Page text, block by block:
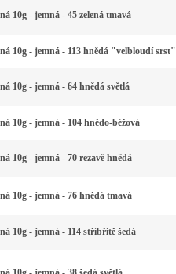
10g - jemná - 45 zelená tmavá
10g - jemná - 113 hnědá "velbloudí srst"
10g - jemná - 64 hnědá světlá
10g - jemná - 104 hnědo-béžová
10g - jemná - 70 rezavě hnědá
10g - jemná - 76 hnědá tmavá
10g - jemná - 114 stříbřitě šedá